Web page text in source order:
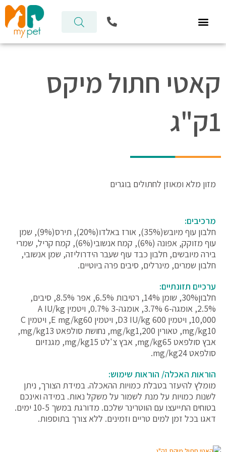
n
a
t
קאטי חתול מיקס
1ק"ג
מזון מלא ומאוזן לחתולים בוגרים
מרכיבים:
חלבון עוף מיובש(35%), אורז באלדו(20%), תירס(9%), שמן
עוף מזוקק, אפונה (6%), קמח אנשובי(6%), קמח קריל, שמרי
בירה מיובשים, חלבון כבד עוף שעבר הידרוליזה, שמן אנשובי,
חלבון שמרים, מינרלים, סיבים פרה ביוטיים.
ערכיים תזונתיים:
חלבון30%, שומן 14%, רטיבות 6.5%, אפר 8.5%, סיבים,
2.5%, אומגה-6 3.7%, אומגה-3 0.7%, ויטמין A IU/kg
10,000, ויטמין D3 IU/kg 600, ויטמין E mg/kg60, ויטמין C
mg/kg10, טאורין mg/kg1,200, נחושת סולפאט mg/kg13,
אבץ סולפאט mg/kg65, אבץ צ'לט mg/kg15, מגנזיום
סולפאט mg/kg24.
הוראות האכלה/ הוראות שימוש:
מומלץ להיעזר בטבלת כמויות ההאכלה. במידת הצורך, ניתן
לשנות כמויות על מנת לשמור על משקל נאות. במידה ואינכם
בטוחים התייעצו עם הווטרינר שלכם. מדורגת במשך 10-5 ימים.
דאגו בכל זמן למים טריים וזמינים. ללא צורך בתוספות.